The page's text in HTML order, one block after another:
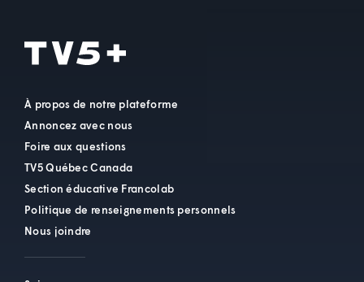
À propos de notre plateforme
Annoncez avec nous
Foire aux questions
TV5 Québec Canada
Section éducative Francolab
Politique de renseignements personnels
Nous joindre